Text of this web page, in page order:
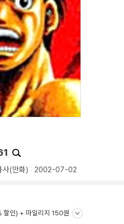
사(만화) 2002-07-02
할인) + 마일리지 150원